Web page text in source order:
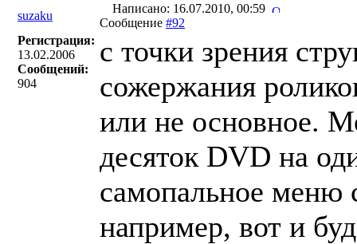
suzaku
Написано: 16.07.2010, 00:59
Сообщение #92
Регистрация:
13.02.2006
Сообщений:
904
с точки зрения
сожержания
или не основное.
десяток DVD на
самопальное
например, вот и